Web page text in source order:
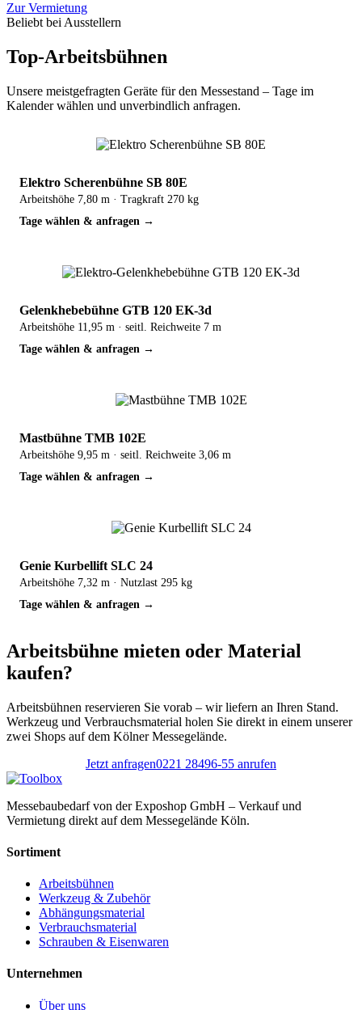
Zur Vermietung
Beliebt bei Ausstellern
Top-Arbeitsbühnen
Unsere meistgefragten Geräte für den Messestand – Tage im
Kalender wählen und unverbindlich anfragen.
Elektro Scherenbühne SB 80E
Arbeitshöhe 7,80 m · Tragkraft 270 kg
Tage wählen & anfragen →
Gelenkhebebühne GTB 120 EK-3d
Arbeitshöhe 11,95 m · seitl. Reichweite 7 m
Tage wählen & anfragen →
Mastbühne TMB 102E
Arbeitshöhe 9,95 m · seitl. Reichweite 3,06 m
Tage wählen & anfragen →
Genie Kurbellift SLC 24
Arbeitshöhe 7,32 m · Nutzlast 295 kg
Tage wählen & anfragen →
Arbeitsbühne mieten oder Material
kaufen?
Arbeitsbühnen reservieren Sie vorab – wir liefern an Ihren Stand.
Werkzeug und Verbrauchsmaterial holen Sie direkt in einem unserer
zwei Shops auf dem Kölner Messegelände.
Jetzt anfragen0221 28496-55 anrufen
Messebaubedarf von der Exposhop GmbH – Verkauf und
Vermietung direkt auf dem Messegelände Köln.
Sortiment
Arbeitsbühnen
Werkzeug & Zubehör
Abhängungsmaterial
Verbrauchsmaterial
Schrauben & Eisenwaren
Unternehmen
Über uns